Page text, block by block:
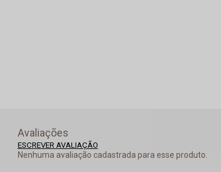
Avaliações
ESCREVER AVALIAÇÃO
Nenhuma avaliação cadastrada para esse produto.